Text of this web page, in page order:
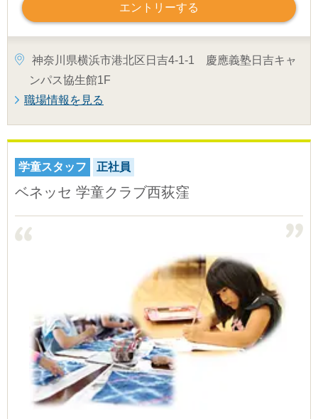
エントリーする
神奈川県横浜市港北区日吉4-1-1 慶應義塾日吉キャ
ンパス協生館1F
職場情報を見る
学童スタッフ 正社員
ベネッセ 学童クラブ西荻窪